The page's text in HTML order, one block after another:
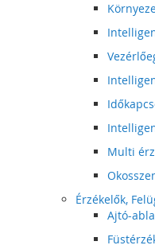
Multi
Érzékelők,
Ajtó-